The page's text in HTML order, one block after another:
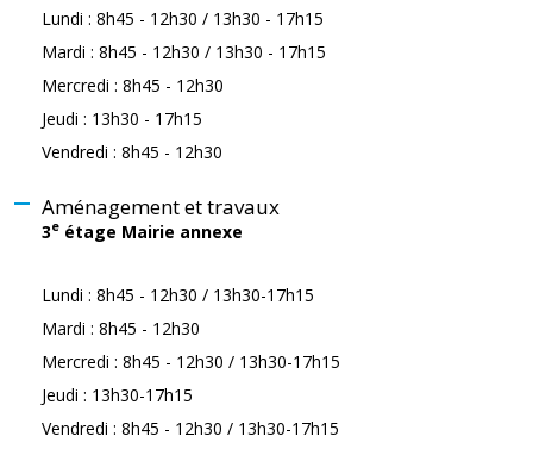
Lundi : 8h45 - 12h30 / 13h30 - 17h15
Mardi : 8h45 - 12h30 / 13h30 - 17h15
Mercredi : 8h45 - 12h30
Jeudi : 13h30 - 17h15
Vendredi : 8h45 - 12h30
Aménagement et travaux
3e étage Mairie annexe
Lundi : 8h45 - 12h30 / 13h30-17h15
Mardi : 8h45 - 12h30
Mercredi : 8h45 - 12h30 / 13h30-17h15
Jeudi : 13h30-17h15
Vendredi : 8h45 - 12h30 / 13h30-17h15